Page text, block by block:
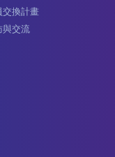
交換計畫
與交流